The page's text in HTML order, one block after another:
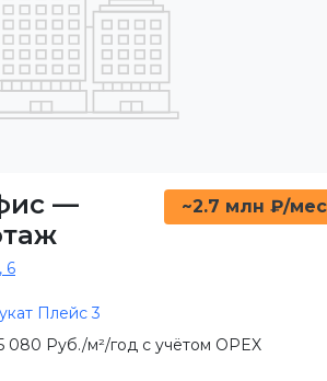
—
~2.7 млн ₽/мес
6
Плейс 3
080 Руб./м²/год с учётом OPEX